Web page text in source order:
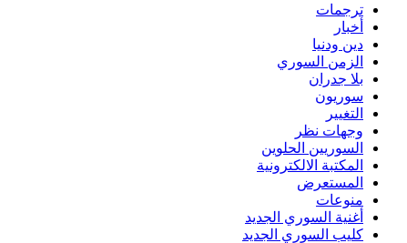
ترجمات
أخبار
دين ودنيا
الزمن السوري
بلا جدران
سوريون
التغيير
وجهات نظر
السوريين الحلوين
المكتبة الالكترونية
المستعرض
منوعات
أغنية السوري الجديد
كليب السوري الجديد